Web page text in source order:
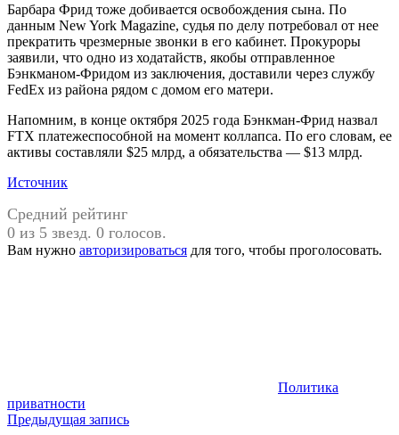
Барбара Фрид тоже добивается освобождения сына. По
данным New York Magazine, судья по делу потребовал от нее
прекратить чрезмерные звонки в его кабинет. Прокуроры
заявили, что одно из ходатайств, якобы отправленное
Бэнкманом-Фридом из заключения, доставили через службу
FedEx из района рядом с домом его матери.
Напомним, в конце октября 2025 года Бэнкман-Фрид назвал
FTX платежеспособной на момент коллапса. По его словам, ее
активы составляли $25 млрд, а обязательства — $13 млрд.
Источник
Средний рейтинг
0 из 5 звезд. 0 голосов.
Вам нужно авторизироваться для того, чтобы проголосовать.
Политика
приватности
Навигация
Предыдущая запись